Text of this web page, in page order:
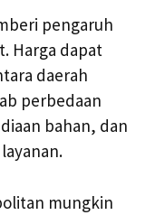
pengaruh
Harga dapat
daerah
perbedaan
bahan, dan
mungkin